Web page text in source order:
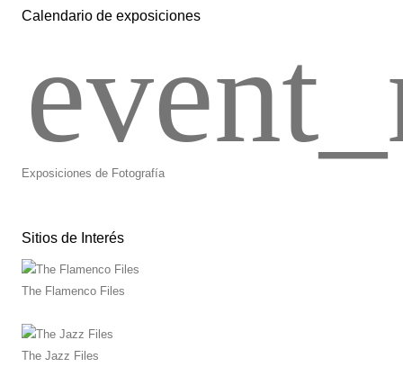
Calendario de exposiciones
Exposiciones de Fotografía
Sitios de Interés
The Flamenco Files
The Jazz Files